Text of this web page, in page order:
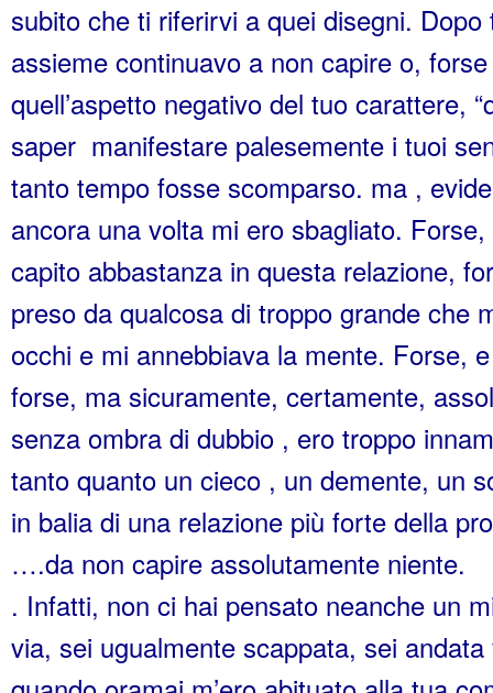
subito che ti riferirvi a quei disegni.
assieme continuavo a non capire o,
quell’aspetto negativo del tuo carattere,
saper manifestare palesemente i tuoi
tanto tempo fosse scomparso. ma ,
ancora una volta mi ero sbagliato.
capito abbastanza in questa relazione,
preso da qualcosa di troppo grande che
occhi e mi annebbiava la mente. Forse,
forse, ma sicuramente, certamente,
senza ombra di dubbio , ero troppo
tanto quanto un cieco , un demente, un
in balia di una relazione più forte della
….da non capire assolutamente niente.
. Infatti, non ci hai pensato neanche un
via, sei ugualmente scappata, sei